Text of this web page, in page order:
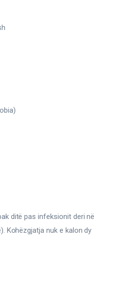
ditë pas infeksionit deri në
Kohëzgjatja nuk e kalon dy